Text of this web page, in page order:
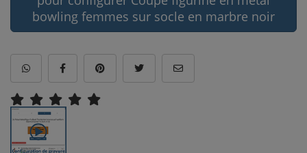
bowling femmes sur socle en marbre noir